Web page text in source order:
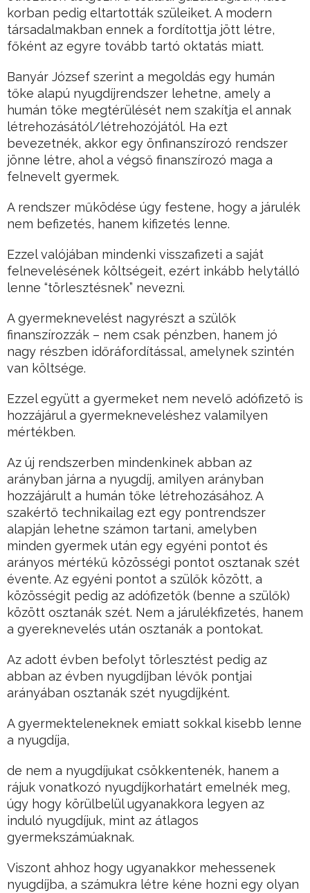
korban pedig eltartották szüleiket. A modern
társadalmakban ennek a fordítottja jött létre,
főként az egyre tovább tartó oktatás miatt.
Banyár József szerint a megoldás egy humán
tőke alapú nyugdíjrendszer lehetne, amely a
humán tőke megtérülését nem szakítja el annak
létrehozásától/létrehozójától. Ha ezt
bevezetnék, akkor egy önfinanszírozó rendszer
jönne létre, ahol a végső finanszírozó maga a
felnevelt gyermek.
A rendszer működése úgy festene, hogy a járulék
nem befizetés, hanem kifizetés lenne.
Ezzel valójában mindenki visszafizeti a saját
felnevelésének költségeit, ezért inkább helytálló
lenne “törlesztésnek” nevezni.
A gyermeknevelést nagyrészt a szülők
finanszírozzák – nem csak pénzben, hanem jó
nagy részben időráfordítással, amelynek szintén
van költsége.
Ezzel együtt a gyermeket nem nevelő adófizető is
hozzájárul a gyermekneveléshez valamilyen
mértékben.
Az új rendszerben mindenkinek abban az
arányban járna a nyugdíj, amilyen arányban
hozzájárult a humán tőke létrehozásához. A
szakértő technikailag ezt egy pontrendszer
alapján lehetne számon tartani, amelyben
minden gyermek után egy egyéni pontot és
arányos mértékű közösségi pontot osztanak szét
évente. Az egyéni pontot a szülők között, a
közösségit pedig az adófizetők (benne a szülők)
között osztanák szét. Nem a járulékfizetés, hanem
a gyereknevelés után osztanák a pontokat.
Az adott évben befolyt törlesztést pedig az
abban az évben nyugdíjban lévők pontjai
arányában osztanák szét nyugdíjként.
A gyermekteleneknek emiatt sokkal kisebb lenne
a nyugdíja,
de nem a nyugdíjukat csökkentenék, hanem a
rájuk vonatkozó nyugdíjkorhatárt emelnék meg,
úgy hogy körülbelül ugyanakkora legyen az
induló nyugdíjuk, mint az átlagos
gyermekszámúaknak.
Viszont ahhoz hogy ugyanakkor mehessenek
nyugdíjba, a számukra létre kéne hozni egy olyan